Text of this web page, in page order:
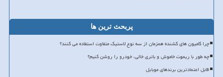
پربحث ترین ها
چرا کامیون های کشنده همزمان از سه نوع لاستیک متفاوت استفاده می کنند؟
چه طور با ریموت خاموش و باتری خالی، خودرو را روشن کنیم؟
قابل اعتمادترین برندهای موبایل